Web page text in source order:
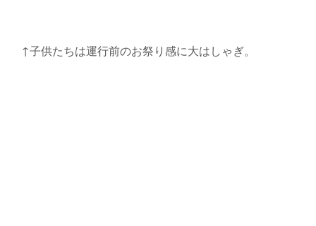
↑子供たちは運行前のお祭り感に大はしゃぎ。